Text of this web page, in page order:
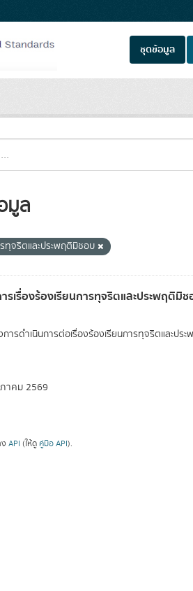
ชุดข้อมูล
มูล
ทุจริตและประพฤติมิชอบ
เรื่องร้องเรียนการทุจริตและประพฤติมิช
ารดำเนินการต่อเรื่องร้องเรียนการทุจริตและป
าคม 2569
API (ให้ดู คู่มือ API).